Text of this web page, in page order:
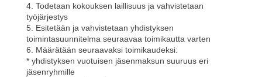
4. Todetaan kokouksen laillisuus ja vahvistetaan
työjärjestys
5. Esitetään ja vahvistetaan yhdistyksen
toimintasuunnitelma seuraavaa toimikautta varten
6. Määrätään seuraavaksi toimikaudeksi:
* yhdistyksen vuotuisen jäsenmaksun suuruus eri
jäsenryhmille